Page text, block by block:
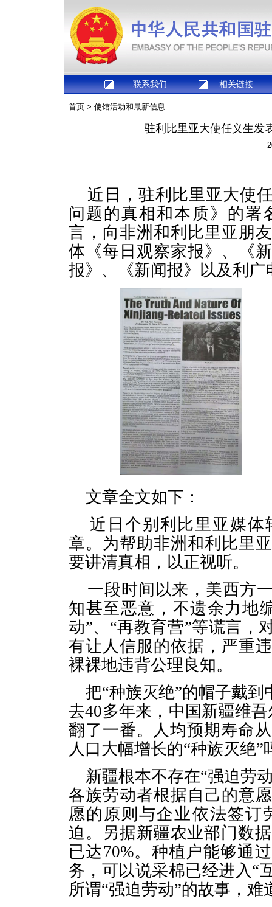
联系我们 相关链接
首页 > 使馆活动和最新信息
驻利比里亚大使任义生发
近日，驻利比里亚大使
问题的真相和本质》的署
言，向非洲和利比里亚朋
体《每日观察家报》、《
报》、《新闻报》以及利
文章全文如下：
近日个别利比里亚媒体
章。为帮助非洲和利比里
要讲清真相，以正视听。
一段时间以来，美西方
知甚至恶意，不遗余力地
动”、“再教育营”等谎言，
有让人信服的依据，严重
裸裸地违背公理良知。
把“种族灭绝”的帽子戴
去40多年来，中国新疆维
翻了一番。人均预期寿命从
人口大幅增长的“种族灭绝”
新疆根本不存在“强迫劳
各族劳动者根据自己的意
愿的原则与企业依法签订
迫。另据新疆农业部门数
已达70%。种植户能够通
务，可以说采棉已经进入“
所谓“强迫劳动”的故事，难